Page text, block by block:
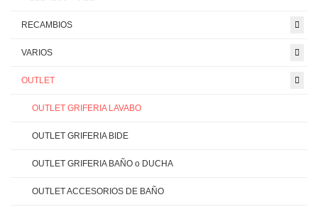
RECAMBIOS
VARIOS
OUTLET
OUTLET GRIFERIA LAVABO
OUTLET GRIFERIA BIDE
OUTLET GRIFERIA BAÑO o DUCHA
OUTLET ACCESORIOS DE BAÑO